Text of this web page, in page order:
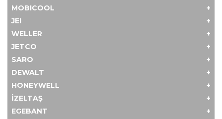
MOBICOOL
JEI
WELLER
JETCO
SARO
DEWALT
HONEYWELL
İZELTAŞ
EGEBANT